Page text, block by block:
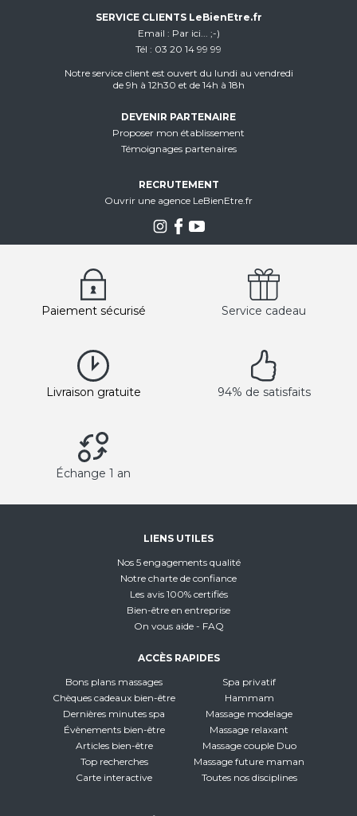
SERVICE CLIENTS LeBienEtre.fr
Email
Par ici... ;-)
Tél
03 20 14 99 99
Notre service client est ouvert du lundi au vendredi
de 9h à 12h30 et de 14h à 18h
DEVENIR PARTENAIRE
Proposer mon établissement
Témoignages partenaires
RECRUTEMENT
Ouvrir une agence LeBienEtre.fr
Paiement sécurisé Service cadeau
Livraison gratuite 94% de satisfaits
Échange 1 an
LIENS UTILES
Nos 5 engagements qualité
Notre charte de confiance
Les avis 100% certifiés
Bien-être en entreprise
On vous aide - FAQ
ACCÈS RAPIDES
Bons plans massages
Chèques cadeaux bien-être
Dernières minutes spa
Évènements bien-être
Articles bien-être
Top recherches
Carte interactive
Spa privatif
Hammam
Massage modelage
Massage relaxant
Massage couple Duo
Massage future maman
Toutes nos disciplines